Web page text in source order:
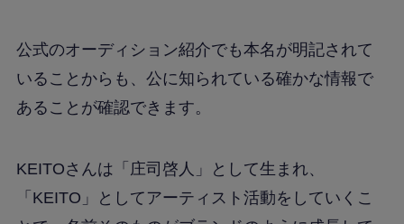
公式のオーディション紹介でも本名が明記されて
いることからも、公に知られている確かな情報で
あることが確認できます。
KEITOさんは「庄司啓人」として生まれ、
「KEITO」としてアーティスト活動をしていくこ